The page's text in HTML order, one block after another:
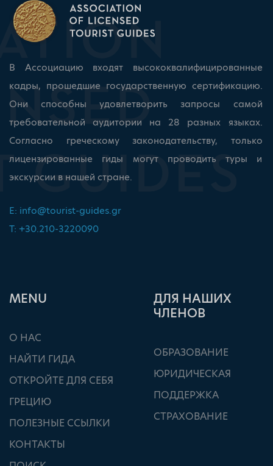
В Ассоциацию входят высококвалифицированные
кадры, прошедшие государственную сертификацию.
Они способны удовлетворить запросы самой
требовательной аудитории на 28 разных языках.
Согласно греческому законодательству, только
лицензированные гиды могут проводить туры и
экскурсии в нашей стране.
E: info@tourist-guides.gr
T: +30.210-3220090
ΜΕΝU
О НАС
НАЙТИ ГИДА
ОТКРОЙТЕ ДЛЯ СЕБЯ
ГРЕЦИЮ
ПОЛЕЗНЫЕ ССЫЛКИ
КОНТАКТЫ
ДЛЯ НАШИХ
ЧЛЕНОВ
ОБРАЗОВАНИЕ
ЮРИДИЧЕСКАЯ
ПОДДЕРЖКА
СТРАХОВАНИЕ